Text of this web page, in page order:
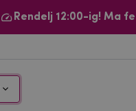
Rendelj 12:00-ig! Ma